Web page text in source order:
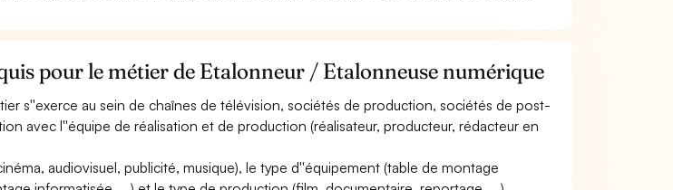
pour le métier de Etalonneur / Etalonneuse numérique
s''exerce au sein de chaînes de télévision, sociétés de production, sociétés de post-
avec l''équipe de réalisation et de production (réalisateur, producteur, rédacteur en
audiovisuel, publicité, musique), le type d''équipement (table de montage